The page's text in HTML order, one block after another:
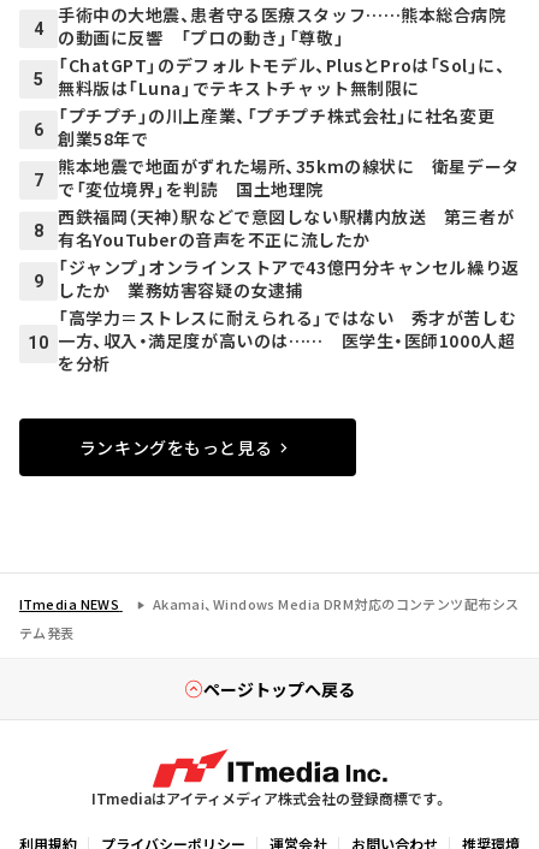
4
手術中の大地震、患者守る医療スタッフ……熊本総合病院
の動画に反響 「プロの動き」「尊敬」
5
「ChatGPT」のデフォルトモデル、PlusとProは「Sol」に、
無料版は「Luna」でテキストチャット無制限に
6
「プチプチ」の川上産業、「プチプチ株式会社」に社名変更
創業58年で
7
熊本地震で地面がずれた場所、35kmの線状に 衛星データ
で「変位境界」を判読 国土地理院
8
西鉄福岡（天神）駅などで意図しない駅構内放送 第三者が
有名YouTuberの音声を不正に流したか
9
「ジャンプ」オンラインストアで43億円分キャンセル繰り返
したか 業務妨害容疑の女逮捕
10
「高学力＝ストレスに耐えられる」ではない 秀才が苦しむ
一方、収入・満足度が高いのは…… 医学生・医師1000人超
を分析
ランキングをもっと見る
ITmedia NEWS
Akamai、Windows Media DRM対応のコンテンツ配布シス
テム発表
ページトップへ戻る
ITmediaはアイティメディア株式会社の登録商標です。
利用規約 プライバシーポリシー 運営会社 お問い合わせ 推奨環境